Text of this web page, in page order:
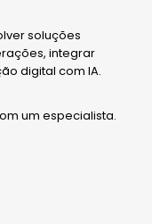
soluções
integrar
digital com IA.
um especialista.